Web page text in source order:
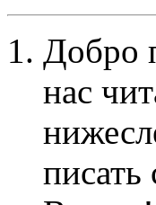
Добро
нас